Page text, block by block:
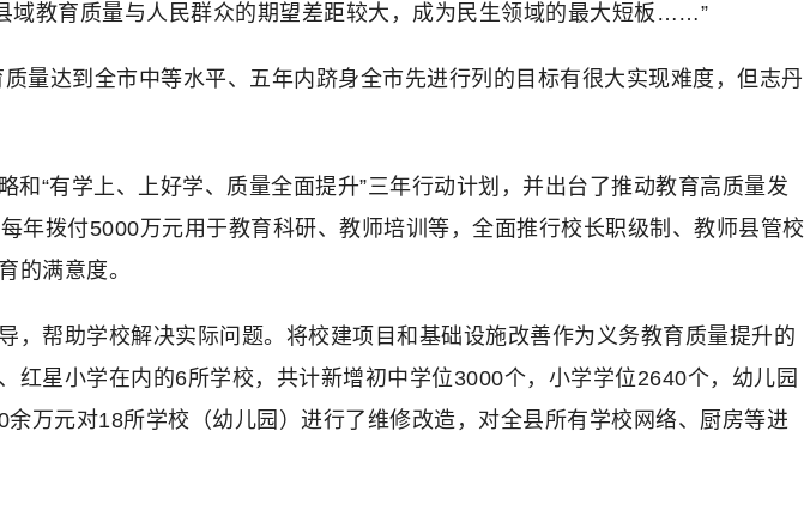
教育质量与人民群众的期望差距较大，成为民生领域的最大短板……”
量达到全市中等水平、五年内跻身全市先进行列的目标有很大实现难度，但志丹
“有学上、上好学、质量全面提升”三年行动计划，并出台了推动教育高质量发
拨付5000万元用于教育科研、教师培训等，全面推行校长职级制、教师县管校
的满意度。
帮助学校解决实际问题。将校建项目和基础设施改善作为义务教育质量提升的
星小学在内的6所学校，共计新增初中学位3000个，小学学位2640个，幼儿园
万元对18所学校（幼儿园）进行了维修改造，对全县所有学校网络、厨房等进